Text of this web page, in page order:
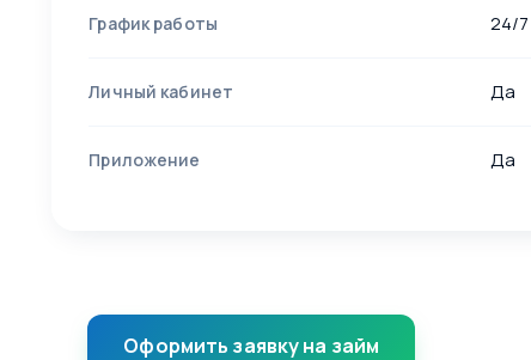
График работы 24/7
Личный кабинет Да
Приложение Да
Оформить заявку на займ